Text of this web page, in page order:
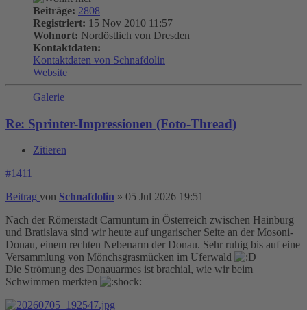
Beiträge: 2808
Registriert: 15 Nov 2010 11:57
Wohnort: Nordöstlich von Dresden
Kontaktdaten:
Kontaktdaten von Schnafdolin
Website
Galerie
Re: Sprinter-Impressionen (Foto-Thread)
Zitieren
#1411
Beitrag von Schnafdolin » 05 Jul 2026 19:51
Nach der Römerstadt Carnuntum in Österreich zwischen Hainburg
und Bratislava sind wir heute auf ungarischer Seite an der Mosoni-
Donau, einem rechten Nebenarm der Donau. Sehr ruhig bis auf eine
Versammlung von Mönchsgrasmücken im Uferwald
Die Strömung des Donauarmes ist brachial, wie wir beim
Schwimmen merkten